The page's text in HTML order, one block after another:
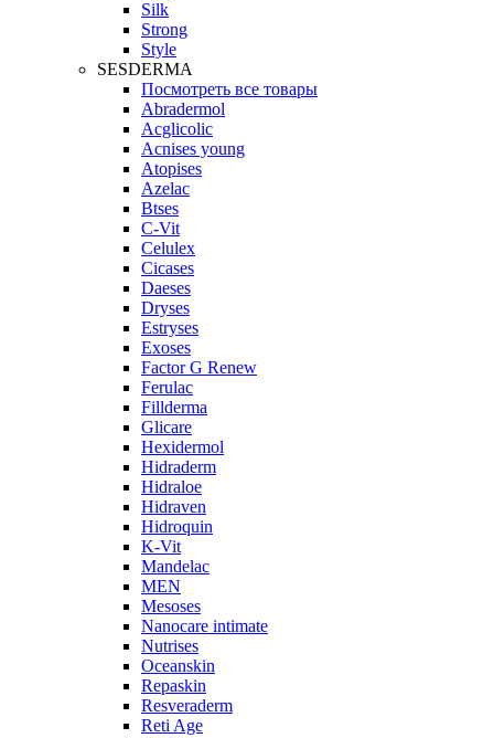
Silk
Strong
Style
SESDERMA
Посмотреть все товары
Abradermol
Acglicolic
Acnises young
Atopises
Azelac
Btses
C-Vit
Celulex
Cicases
Daeses
Dryses
Estryses
Exoses
Factor G Renew
Ferulac
Fillderma
Glicare
Hexidermol
Hidraderm
Hidraloe
Hidraven
Hidroquin
K-Vit
Mandelac
MEN
Mesoses
Nanocare intimate
Nutrises
Oceanskin
Repaskin
Resveraderm
Reti Age